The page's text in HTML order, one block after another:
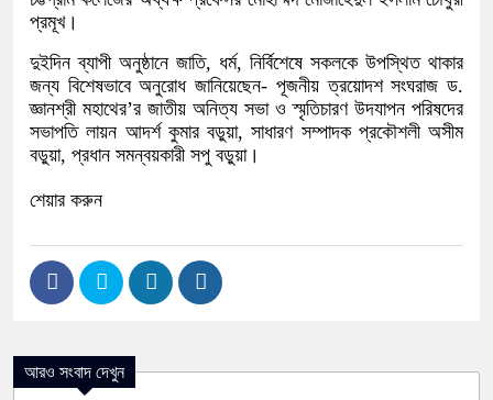
প্রমূখ।
দুইদিন ব্যাপী অনুষ্ঠানে জাতি, ধর্ম, নির্বিশেষে সকলকে উপস্থিত থাকার
জন্য বিশেষভাবে অনুরোধ জানিয়েছেন- পূজনীয় ত্রয়োদশ সংঘরাজ ড.
জ্ঞানশ্রী মহাথের’র জাতীয় অনিত্য সভা ও স্মৃতিচারণ উদযাপন পরিষদের
সভাপতি লায়ন আদর্শ কুমার বড়ুয়া, সাধারণ সম্পাদক প্রকৌশলী অসীম
বড়ুয়া, প্রধান সমন্বয়কারী সপু বড়ুয়া।
শেয়ার করুন
আরও সংবাদ দেখুন